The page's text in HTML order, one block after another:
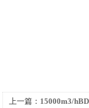
上一篇： 15000m3/